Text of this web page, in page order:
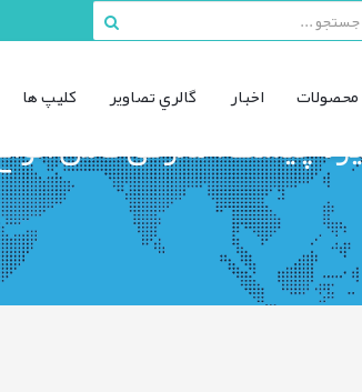
محصولات اخبار گالري تصاوير کليپ ها
چیست؟ معرفی کامل